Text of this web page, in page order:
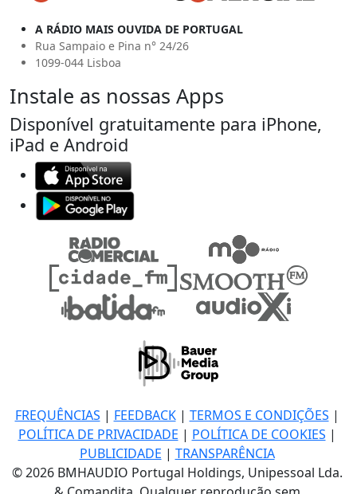
A RÁDIO MAIS OUVIDA DE PORTUGAL
Rua Sampaio e Pina n° 24/26
1099-044 Lisboa
Instale as nossas Apps
Disponível gratuitamente para iPhone,
iPad e Android
FREQUÊNCIAS | FEEDBACK| TERMOS E CONDIÇÕES |
POLÍTICA DE PRIVACIDADE | POLÍTICA DE COOKIES |
PUBLICIDADE | TRANSPARÊNCIA
© 2026 BMHAUDIO Portugal Holdings, Unipessoal Lda.